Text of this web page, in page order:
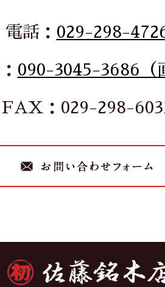
電話： 029-298-
090-3045-3686（
FAX：029-298-